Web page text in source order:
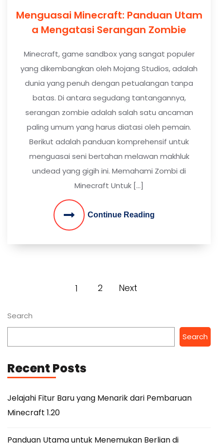
Menguasai Minecraft: Panduan Utam
a Mengatasi Serangan Zombie
Minecraft, game sandbox yang sangat populer
yang dikembangkan oleh Mojang Studios, adalah
dunia yang penuh dengan petualangan tanpa
batas. Di antara segudang tantangannya,
serangan zombie adalah salah satu ancaman
paling umum yang harus diatasi oleh pemain.
Berikut adalah panduan komprehensif untuk
menguasai seni bertahan melawan makhluk
undead yang gigih ini. Memahami Zombi di
Minecraft Untuk […]
Continue Reading
1 2 Next
Search
Search
Recent Posts
Jelajahi Fitur Baru yang Menarik dari Pembaruan
Minecraft 1.20
Panduan Utama untuk Menemukan Berlian di